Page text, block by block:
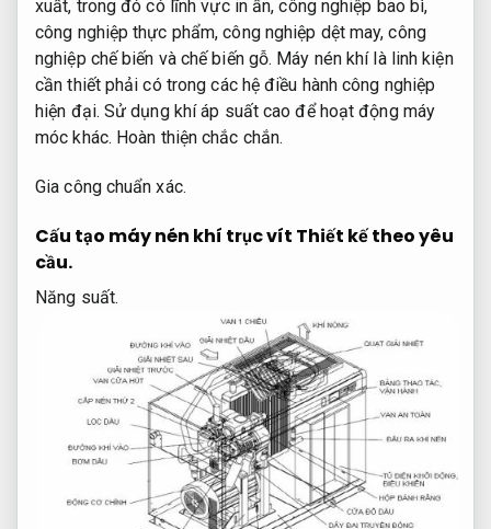
xuất, trong đó có lĩnh vực in ấn, công nghiệp bao bì,
công nghiệp thực phẩm, công nghiệp dệt may, công
nghiệp chế biến và chế biến gỗ. Máy nén khí là linh kiện
cần thiết phải có trong các hệ điều hành công nghiệp
hiện đại. Sử dụng khí áp suất cao để hoạt động máy
móc khác. Hoàn thiện chắc chắn.
Gia công chuẩn xác.
Cấu tạo máy nén khí trục vít Thiết kế theo yêu
cầu.
Năng suất.